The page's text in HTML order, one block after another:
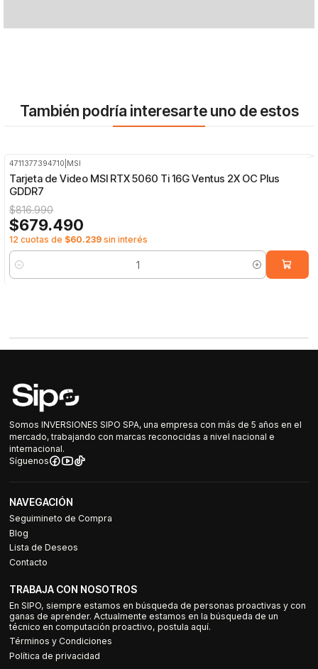
También podría interesarte uno de estos
4711377394710 MSI
Tarjeta de Video MSI RTX 5060 Ti 16G Ventus 2X OC Plus
GDDR7
$816.990
$679.490
12 cuotas de $60.239 sin interés
Cantidad
Somos INVERSIONES SIPO SPA, una empresa con más de 5 años en el
mercado, trabajando con marcas reconocidas a nivel nacional e
internacional.
Síguenos
NAVEGACIÓN
Seguimineto de Compra
Blog
Lista de Deseos
Contacto
TRABAJA CON NOSOTROS
En SIPO, siempre estamos en búsqueda de personas proactivas y con
ganas de aprender. Actualmente estamos en la búsqueda de un
técnico en computación proactivo, postula aquí.
Términos y Condiciones
Política de privacidad